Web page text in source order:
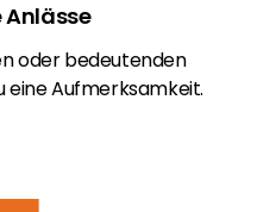
Anlässe
oder bedeutenden
eine Aufmerksamkeit.